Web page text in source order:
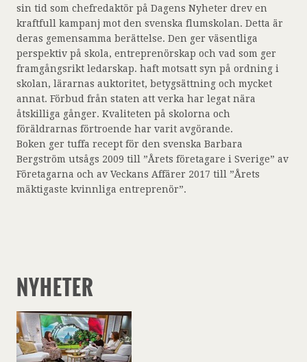
sin tid som chefredaktör på Dagens Nyheter drev en
kraftfull kampanj mot den svenska flumskolan. Detta är
deras gemensamma berättelse. Den ger väsentliga
perspektiv på skola, entreprenörskap och vad som ger
framgångsrikt ledarskap. haft motsatt syn på ordning i
skolan, lärarnas auktoritet, betygsättning och mycket
annat. Förbud från staten att verka har legat nära
åtskilliga gånger. Kvaliteten på skolorna och
föräldrarnas förtroende har varit avgörande.
Boken ger tuffa recept för den svenska Barbara
Bergström utsågs 2009 till ”Årets företagare i Sverige” av
Företagarna och av Veckans Affärer 2017 till ”Årets
mäktigaste kvinnliga entreprenör”.
NYHETER